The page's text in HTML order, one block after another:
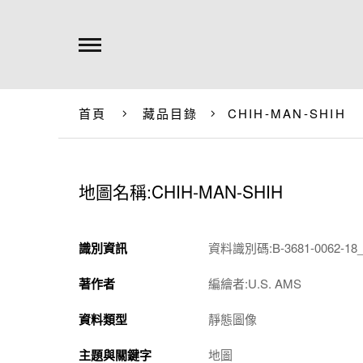
首頁 藏品目錄 CHIH-MAN-SHIH
地圖名稱:CHIH-MAN-SHIH
識別資訊 資料識別碼:B-3681-0062-
著作者 編繪者:U.S. AMS
資料類型 靜態圖像
主題與關鍵字 地圖